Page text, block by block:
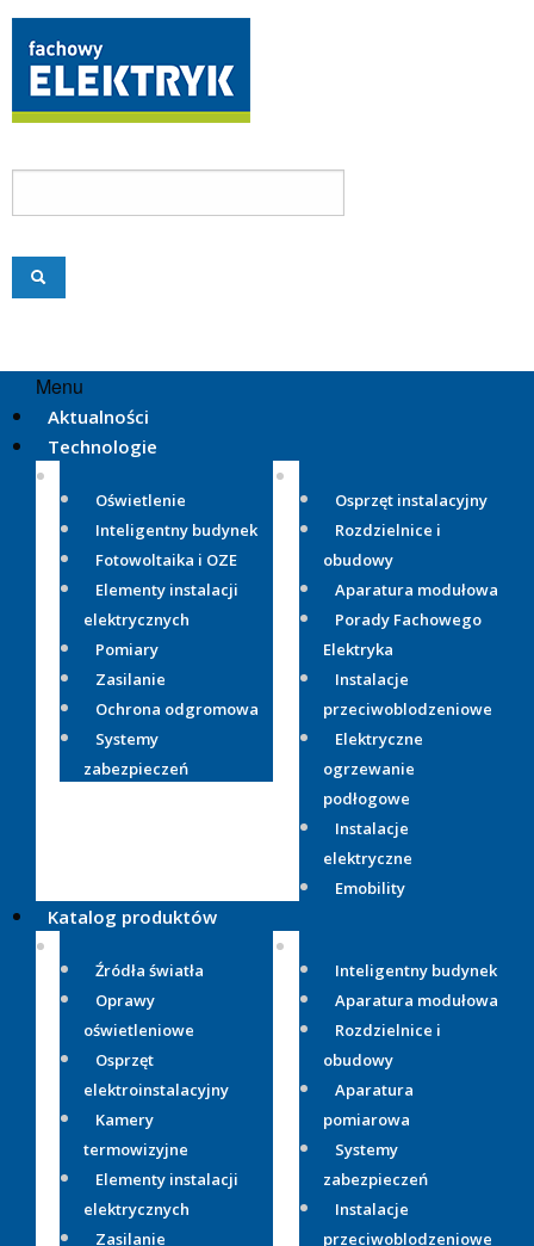
Menu
Aktualności
Technologie
Oświetlenie
Inteligentny budynek
Fotowoltaika i OZE
Elementy instalacji
elektrycznych
Pomiary
Zasilanie
Ochrona odgromowa
Systemy
zabezpieczeń
Osprzęt instalacyjny
Rozdzielnice i
obudowy
Aparatura modułowa
Porady Fachowego
Elektryka
Instalacje
przeciwoblodzeniowe
Elektryczne
ogrzewanie
podłogowe
Instalacje
elektryczne
Emobility
Katalog produktów
Źródła światła
Oprawy
oświetleniowe
Osprzęt
elektroinstalacyjny
Kamery
termowizyjne
Elementy instalacji
elektrycznych
Zasilanie
Inteligentny budynek
Aparatura modułowa
Rozdzielnice i
obudowy
Aparatura
pomiarowa
Systemy
zabezpieczeń
Instalacje
przeciwoblodzeniowe